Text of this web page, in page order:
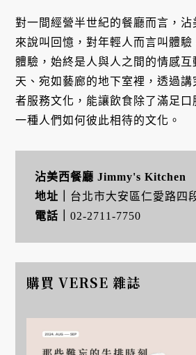
對一間經營半世紀的餐廳而言，
來說叫回憶，對年輕人而言叫體驗
體驗，始終是人與人之間的情感互
天、宛如藝廊的地下室裡，透過
者服務文化，能讓飲食除了滿足口
一種人們如何彼此相待的文化。
沾美西餐廳 Jimmy's Kitchen
地址｜ 台北市大安區仁愛路四
電話｜ 02-2711-7750
購買 VERSE 雜誌